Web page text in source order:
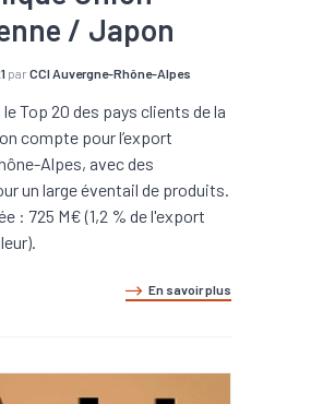
/ Japon
par CCI Auvergne-Rhône-Alpes
Top 20 des pays clients de la
compte pour l’export
Alpes, avec des
un large éventail de produits.
: 725 M€ (1,2 % de l'export
En savoir plus